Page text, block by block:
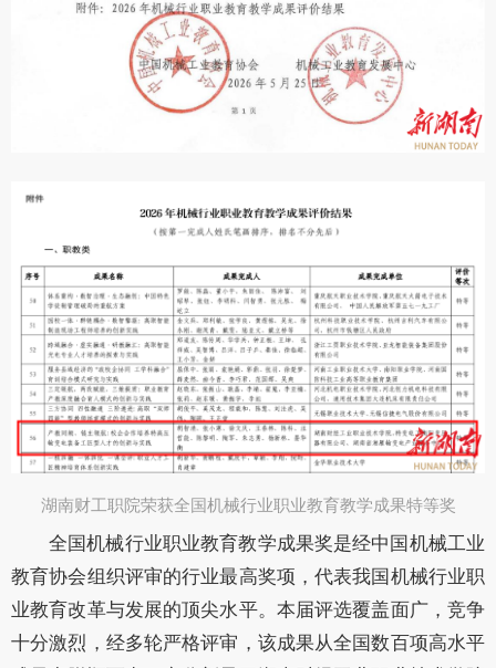
湖南财工职院荣获全国机械行业职业教育教学成果特等奖​
全国机械行业职业教育教学成果奖是经中国机械工业
教育协会组织评审的行业最高奖项，代表我国机械行业职
业教育改革与发展的顶尖水平。本届评选覆盖面广， 竞争
十分激烈，经多轮严格评审，该成果从全国数百项高水平